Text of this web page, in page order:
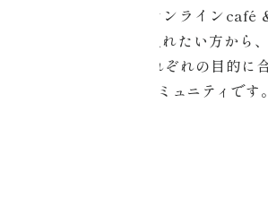
コアチューニングオンラインcafé
習慣を日常に取り入れたい方から
それぞれの目的に
る公式オンラインコミュニティです。